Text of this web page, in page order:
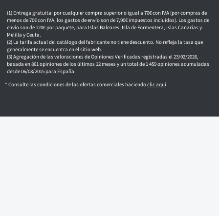
o
Entrega gratuita: por cualquier compra superior o igual a 70€ con IVA (por compras de
menos de 70€ con IVA, los gastos de envío son de 7,90€ impuestos incluidos). Los gastos de
envío son de 120€ por paquete, para Islas Baleares, Isla de Formentera, Islas Canarias y
Melilla y Ceuta.
La tarifa actual del catálogo del fabricante no tiene descuento. No refleja la tasa que
generalmente se encuentra en el sitio web.
Agregación de las valoraciones de Opiniones Verificadas registradas el 23/02/2026,
basada en 861 opiniones de los últimos 12 meses y un total de 1 459 opiniones acumuladas
desde 06/08/2015 para España.
* Consulte las condiciones de las ofertas comerciales haciendoclic aquí